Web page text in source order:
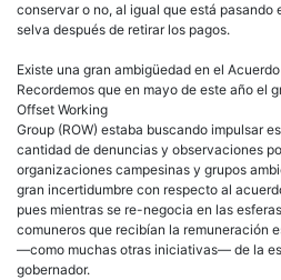
conservar o no, al igual que está pasando
selva después de retirar los pagos.
Existe una gran ambigüedad en el
Recordemos que en mayo de este año el
Offset Working
Group (ROW) estaba buscando impulsar
cantidad de denuncias y observaciones
organizaciones campesinas y grupos
gran incertidumbre con respecto al
pues mientras se re-negocia en las
comuneros que recibían la remuneración
—como muchas otras iniciativas— de la
gobernador.